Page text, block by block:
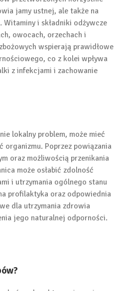
jamy ustnej, ale także na
i składniki odżywcze
owocach, orzechach i
wspierają prawidłowe
co z kolei wpływa
z infekcjami i zachowanie
lokalny problem, może mieć
organizmu. Poprzez powiązania
oraz możliwością przenikania
może osłabić zdolność
i utrzymania ogólnego stanu
profilaktyka oraz odpowiednia
dla utrzymania zdrowia
jego naturalnej odporności.